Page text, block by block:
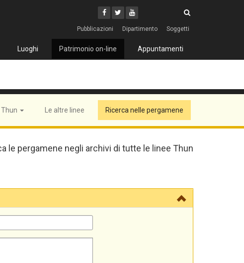
Facebook
Twitter
Youtube
Pubblicazioni Dipartimento Soggetti
Luoghi Patrimonio on-line Appuntamenti
Thun Le altre linee Ricerca nelle pergamene
le pergamene negli archivi di tutte le linee Thun